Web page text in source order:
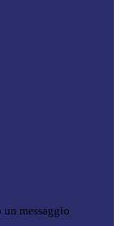
messaggio